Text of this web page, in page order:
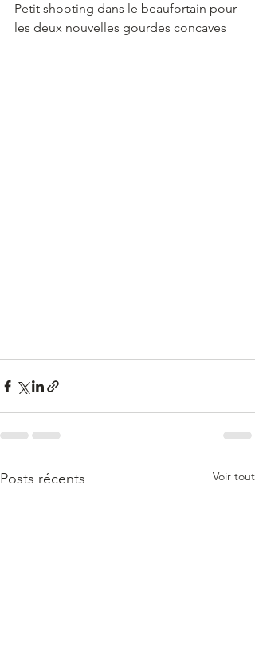
Petit shooting dans le beaufortain pour
les deux nouvelles gourdes concaves
Posts récents Voir tout